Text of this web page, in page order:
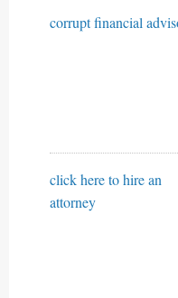
corrupt financial
click here to hire an
attorney